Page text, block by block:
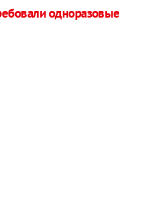
одноразовые